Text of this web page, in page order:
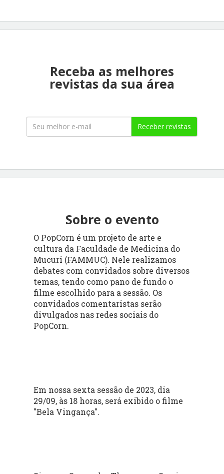
Receba as melhores
revistas da sua área
Receber revistas
Sobre o evento
O PopCorn é um projeto de arte e
cultura da Faculdade de Medicina do
Mucuri (FAMMUC). Nele realizamos
debates com convidados sobre diversos
temas, tendo como pano de fundo o
filme escolhido para a sessão. Os
convidados comentaristas serão
divulgados nas redes sociais do
PopCorn.
Em nossa sexta sessão de 2023, dia
29/09, às 18 horas, será exibido o filme
"Bela Vingança".